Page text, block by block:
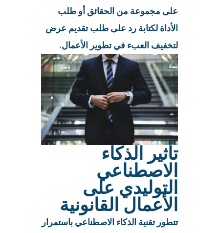
على مجموعة من الحقائق أو طلب
الأداة لكتابة رد على طلب تقديم عرض
لتخفيف العبء في تطوير الأعمال.
تأثير الذكاء
الاصطناعي
التوليدي على
الأعمال القانونية
تتطور تقنية الذكاء الاصطناعي باستمرار